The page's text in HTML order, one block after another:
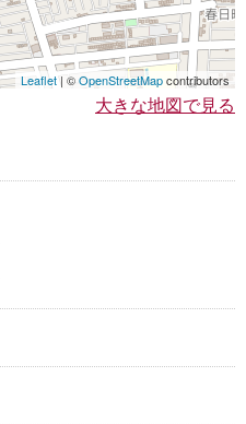
Leaflet | ©OpenStreetMapcontributors
大きな地図で見る